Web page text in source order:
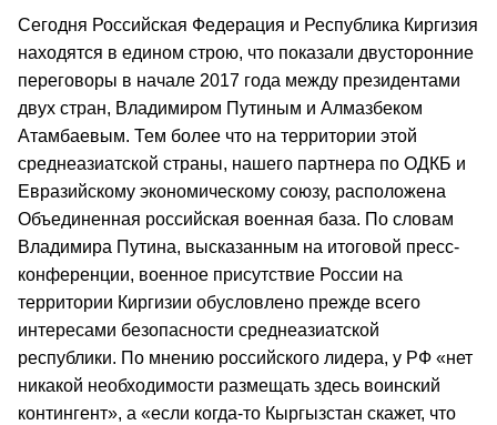
Сегодня Российская Федерация и Республика Киргизия
находятся в едином строю, что показали двусторонние
переговоры в начале 2017 года между президентами
двух стран, Владимиром Путиным и Алмазбеком
Атамбаевым. Тем более что на территории этой
среднеазиатской страны, нашего партнера по ОДКБ и
Евразийскому экономическому союзу, расположена
Объединенная российская военная база. По словам
Владимира Путина, высказанным на итоговой пресс-
конференции, военное присутствие России на
территории Киргизии обусловлено прежде всего
интересами безопасности среднеазиатской
республики. По мнению российского лидера, у РФ «нет
никакой необходимости размещать здесь воинский
контингент», а «если когда-то Кыргызстан скажет, что